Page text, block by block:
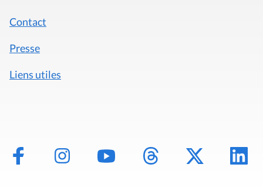
Contact
Presse
Liens utiles